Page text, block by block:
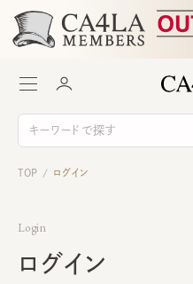
TOP / ログイン
Login
ログイン